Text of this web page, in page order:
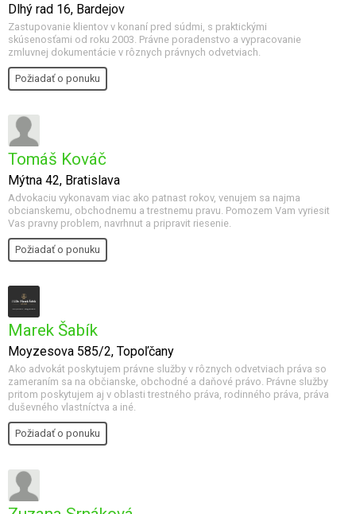
Dlhý rad 16, Bardejov
Zastupovanie klientov v konaní pred súdmi, s praktickými
skúsenosťami od roku 2003. Právne poradenstvo a vypracovanie
zmluvnej dokumentácie v rôznych právnych odvetviach.
Požiadať o ponuku
Tomáš Kováč
Mýtna 42, Bratislava
Advokaciu vykonavam viac ako patnast rokov, venujem sa najma
obcianskemu, obchodnemu a trestnemu pravu. Pomozem Vam vyriesit
Vas pravny problem, navrhnut a pripravit riesenie.
Požiadať o ponuku
Marek Šabík
Moyzesova 585/2, Topoľčany
Ako advokát poskytujem právne služby v rôznych odvetviach práva so
zameraním sa na občianske, obchodné a daňové právo. Právne služby
pritom poskytujem aj v oblasti trestného práva, rodinného práva, práva
duševného vlastníctva a iné.
Požiadať o ponuku